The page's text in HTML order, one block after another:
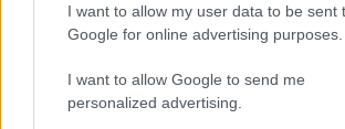
I want to allow my user data to be sent
Google for online advertising purposes.
I want to allow Google to send me
personalized advertising.
AJÁNLOTT VIDEÓK